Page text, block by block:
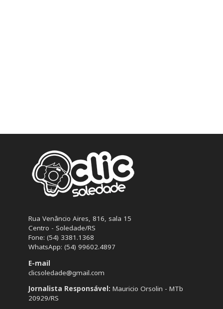
Rua Venâncio Aires, 816, sala 15
Centro - Soledade/RS
Fone: (54) 3381.1368
WhatsApp: (54) 99602.4897
E-mail
clicsoledade@gmail.com
Jornalista Responsável: Mauricio Orsolin - MTb
20929/RS